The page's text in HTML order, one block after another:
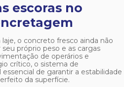
escoras no
o concreto fresco ainda não
próprio peso e as cargas
de operários e
crítico, o sistema de
de garantir a estabilidade
da superfície.